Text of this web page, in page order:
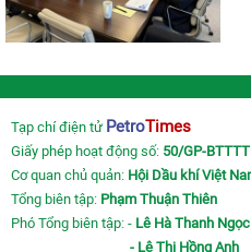
Tạp chí điện tử PetroTimes
Giấy phép hoạt động số: 50/GP-
Cơ quan chủ quản: Hội Dầu khí Việt
Tổng biên tập: Phạm Thuận Thiên
Phó Tổng biên tập: - Lê Hà Thanh Ngọc
- Lê Thị Hồng Anh